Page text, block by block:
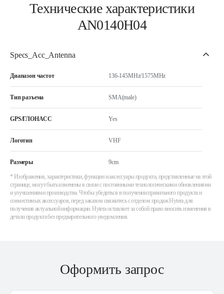
Технические характеристики
AN0140H04
Specs_Acc_Antenna
Диапазон частот 136-145MHz/1575MHz
Тип разъема SMA(male)
GPS/ГЛОНАСС Yes
Логотип VHF
Размеры 9cm
* Изображения, характеристики, функции и аксессуары продукта, представленные на этой
странице, могут быть изменены в связи с постоянными технологическими обновлениями
и улучшениями производства. Чтобы убедиться в получении правильного продукта и
совместимых аксессуаров, перед заказом свяжитесь с отделом продаж Hytera для
получения актуальной информации. Hytera оставляет за собой право вносить изменения в
детали продукта без предварительного уведомления.
Оформить запрос